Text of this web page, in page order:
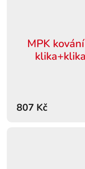
MPK
807 Kč